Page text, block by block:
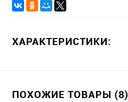
ХАРАКТЕРИСТИКИ:
ПОХОЖИЕ ТОВАРЫ (8)